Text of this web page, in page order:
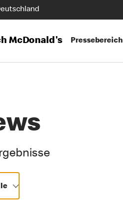
McDonald's Pressebereich
127 Ergebnisse